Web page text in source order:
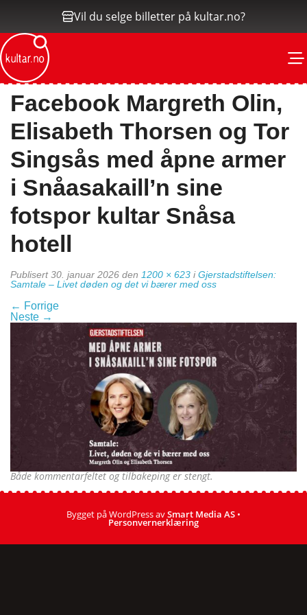
Vil du selge billetter på kultar.no?
Facebook Margreth Olin,
Elisabeth Thorsen og Tor
Singsås med åpne armer
i Snåasakaill’n sine
fotspor kultar Snåsa
hotell
Publisert30. januar 2026 den 1200 × 623 iGjerstadstiftelsen:
Samtale – Livet døden og det vi bærer med oss
← Forrige
Neste →
Både kommentarfeltet og tilbakeping er stengt.
Bygget på WordPress avSmart Media AS •
Personvernerklæring